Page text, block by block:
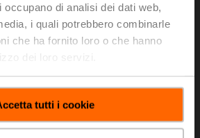
di analisi dei dati web,
i quali potrebbero combinarle
che ha fornito loro o che hanno
tutti i cookie
DN 20, Flange, PN 25, ps
Temperatura del fluido 5...150°C
s), Corsa 20 mm, IP54,
1.433,00 EUR